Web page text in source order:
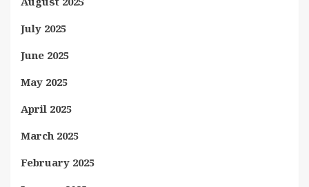
July 2025
June 2025
May 2025
April 2025
March 2025
February 2025